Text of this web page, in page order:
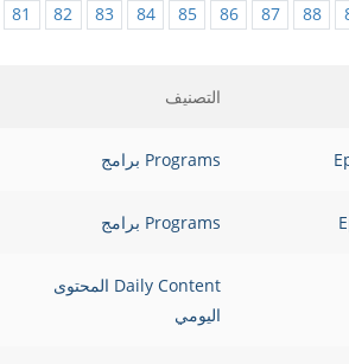
81 82 83 84 85 86 87 88
التصنيف
Programs برامج
Programs برامج
Daily Content المحتوى
اليومي